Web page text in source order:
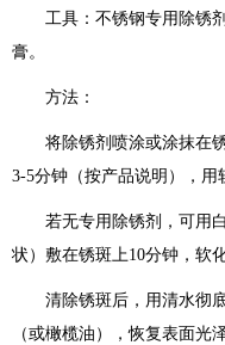
工具：不锈钢专用除锈剂
膏。
方法：
将除锈剂喷涂或涂抹在锈
3-5分钟（按产品说明），用
若无专用除锈剂，可用白
状）敷在锈斑上10分钟，软
清除锈斑后，用清水彻底
（或橄榄油），恢复表面光